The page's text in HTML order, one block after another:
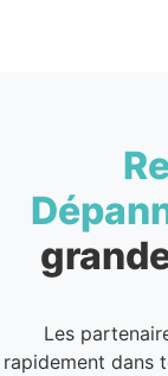
Les
rapidement dans